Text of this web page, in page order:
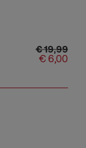
€19,99
€6,00